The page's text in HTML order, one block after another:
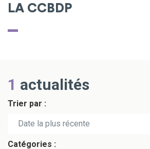
LA CCBDP
1 actualités
Trier par :
Date la plus récente
Date la plus ancienne
Catégories :